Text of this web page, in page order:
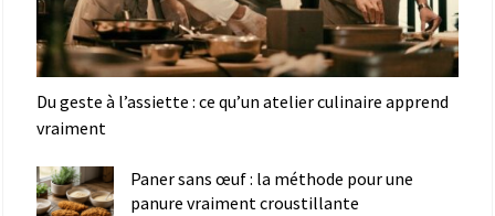
Du geste à l’assiette : ce qu’un atelier culinaire apprend
vraiment
Paner sans œuf : la méthode pour une
panure vraiment croustillante